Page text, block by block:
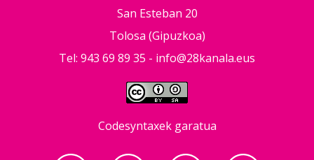
San Esteban 20
Tolosa (Gipuzkoa)
Tel: 943 69 89 35 - info@28kanala.eus
Codesyntaxek garatua